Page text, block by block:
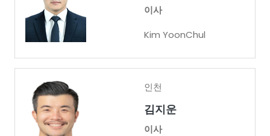
이사
Kim YoonChul
인천
김지운
이사